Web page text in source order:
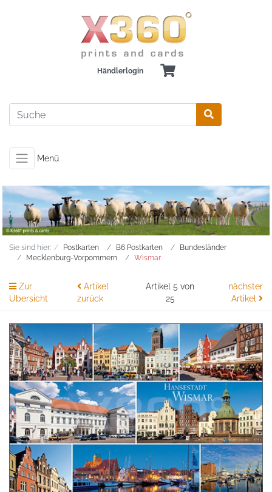
Händlerlogin
Menü
Sie sind hier: Postkarten B6 Postkarten
Bundesländer
Mecklenburg-Vorpommern
Wismar
Zur
Übersicht
Artikel
zurück
Artikel 5 von
25
nächster
Artikel